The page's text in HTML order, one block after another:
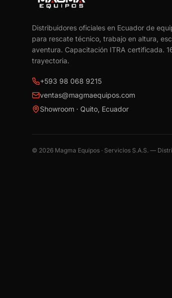
Distribuidores oficiales en Ecuador de
para rescate técnico, trabajo en altura,
aventura. Capacitación ITRA certificada.
trayectoria.
+593 98 068 9215
ventas@magmaequipos.com
Showroom · Quito, Ecuador
© 2026 Magma Equipos · Servicios S.A.S. —